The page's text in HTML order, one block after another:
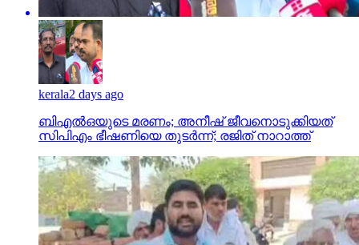
kerala2 days ago
ബിഎല്‍ഒയുടെ മരണം; അനീഷ് ജീവനൊടുക്കിയത്
സിപിഎം ഭീഷണിയെ തുടര്‍ന്ന്; രജിത് നാറാത്ത്